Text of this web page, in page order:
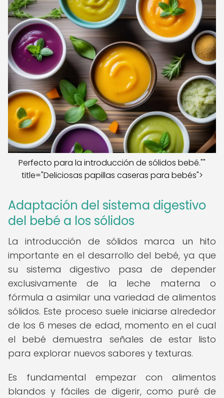
Perfecto para la introducción de sólidos bebé.""
title="Deliciosas papillas caseras para bebés">
Adaptación del sistema digestivo
del bebé a los sólidos
La introducción de sólidos marca un hito
importante en el desarrollo del bebé, ya que
su sistema digestivo pasa de depender
exclusivamente de la leche materna o
fórmula a asimilar una variedad de alimentos
sólidos. Este proceso suele iniciarse alrededor
de los 6 meses de edad, momento en el cual
el bebé demuestra señales de estar listo
para explorar nuevos sabores y texturas.
Es fundamental empezar con alimentos
blandos y fáciles de digerir, como puré de